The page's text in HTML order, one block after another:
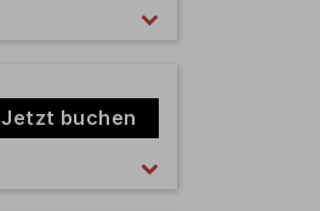
Jetzt buchen